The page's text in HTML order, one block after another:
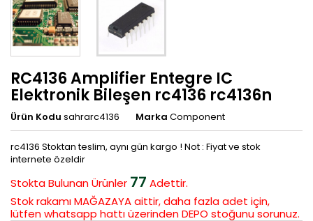
RC4136 Amplifier Entegre IC
Elektronik Bileşen rc4136 rc4136n
Ürün Kodu sahrarc4136 Marka Component
rc4136 Stoktan teslim, aynı gün kargo ! Not : Fiyat ve stok
internete özeldir
Stokta BulunanÜrünler 77 Adettir.
Stok rakamı MAĞAZAYA aittir, daha fazla adet için,
lütfen whatsapp hattı üzerinden DEPO stoğunu sorunuz.